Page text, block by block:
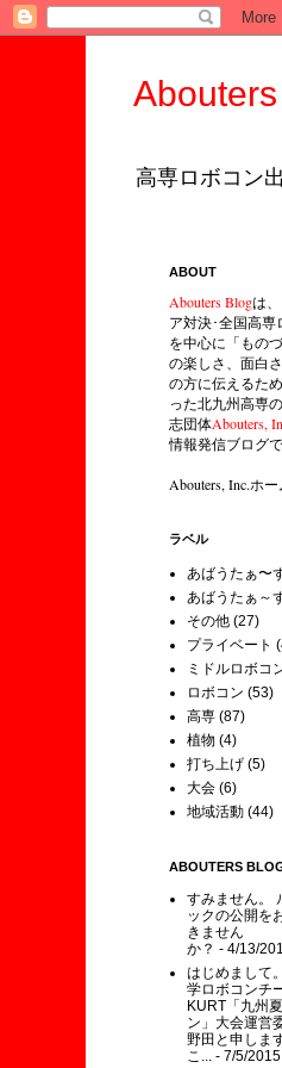
高専ロボコン
ABOUT
Abouters Blogは
ア対決･全国高専
を中心に「ものづ
の楽しさ、面白
の方に伝えるた
った北九州高専
志団体Abouters,
情報発信ブログで
Abouters, Inc.ホ
ラベル
あばうたぁ〜
あばうたぁ～
その他 (27)
プライベート
ミドルロボコ
ロボコン (53)
高専 (87)
植物 (4)
打ち上げ (5)
大会 (6)
地域活動 (44)
ABOUTERS
すみません。
ックの公開を
きません
か？ - 4/13/
はじめまして
学ロボコンチ
KURT「九州
ン」大会運営
野田と申します
こ... - 7/5/2015